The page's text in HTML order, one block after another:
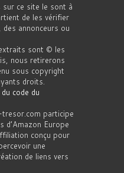
sur ce site le sont à
de les vérifier
annonceurs ou
sont © les
nous retirerons
sous copyright
droits.
code du
participe
d’Amazon Europe
conçu pour
une
de liens vers